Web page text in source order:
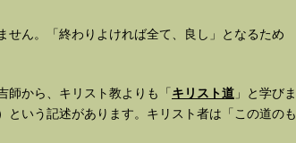
ん。「終わりよければ全て、良し」となるため
師から、キリスト教よりも「 キリスト道 」と学びま
という記述があります。キリスト者は「この道のも